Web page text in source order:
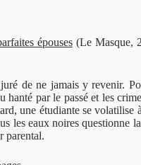
épouses(Le Masque,
de ne jamais y revenir.
par le passé et les
une étudiante se volatilise
les eaux noires questionne
parental.